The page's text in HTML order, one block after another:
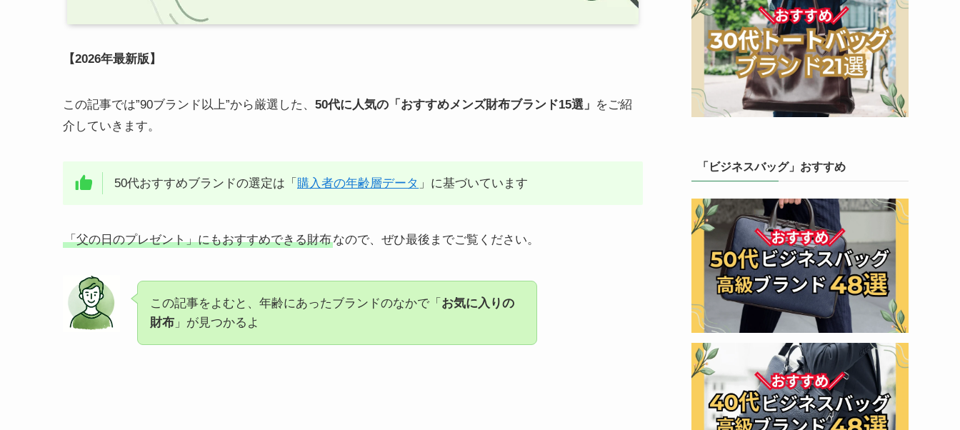
【2026年最新版】
この記事では”90ブランド以上”から厳選した、 50代に人気の「おすすめメンズ財布ブランド15選」 をご紹
介していきます。
50代おすすめブランドの選定は「 購入者の年齢層データ 」に基づいています
「父の日のプレゼント」にもおすすめできる財布なので、ぜひ最後までご覧ください。
この記事をよむと、年齢にあったブランドのなかで「 お気に入りの
財布 」が見つかるよ
「ビジネスバッグ」おすすめ